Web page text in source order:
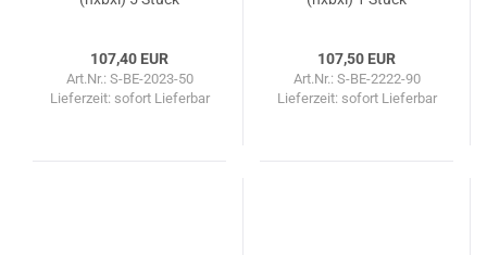
107,40 EUR
Art.Nr.: S-BE-2023-50
Lieferzeit: sofort Lieferbar
107,50 EUR
Art.Nr.: S-BE-2222-90
Lieferzeit: sofort Lieferbar